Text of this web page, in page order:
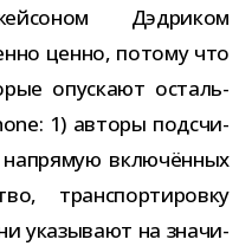
Дэдриком
ценно, потому что
опус­кают осталь­
1) авторы под­счи­
вклю­чён­ных
транс­пор­ти­ровку
ука­зы­вают на зна­чи­